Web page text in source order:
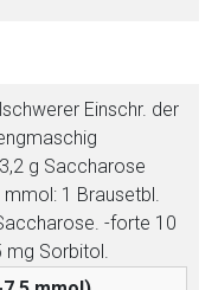
Einschr. der
g Saccharose
1 Brausetbl.
-forte 10
mg Sorbitol.
eine externe Web-
Seite ist deren